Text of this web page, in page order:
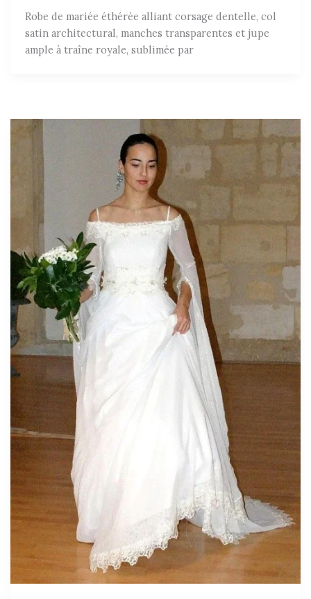
Robe de mariée éthérée alliant corsage dentelle, col
satin architectural, manches transparentes et jupe
ample à traîne royale, sublimée par